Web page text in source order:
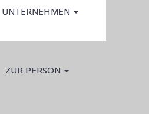
UNTERNEHMEN
ZUR PERSON